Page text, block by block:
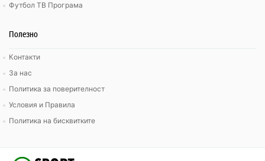
Футбол ТВ Програма
Полезно
Контакти
За нас
Политика за поверителност
Условия и Правила
Политика на бисквитките